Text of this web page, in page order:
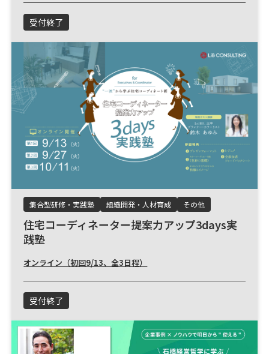
受付終了
集合型研修・実践塾 組織開発・人材育成 その他
住宅コーディネーター提案力アップ3days実
践塾
オンライン（初回9/13、全3日程）
受付終了